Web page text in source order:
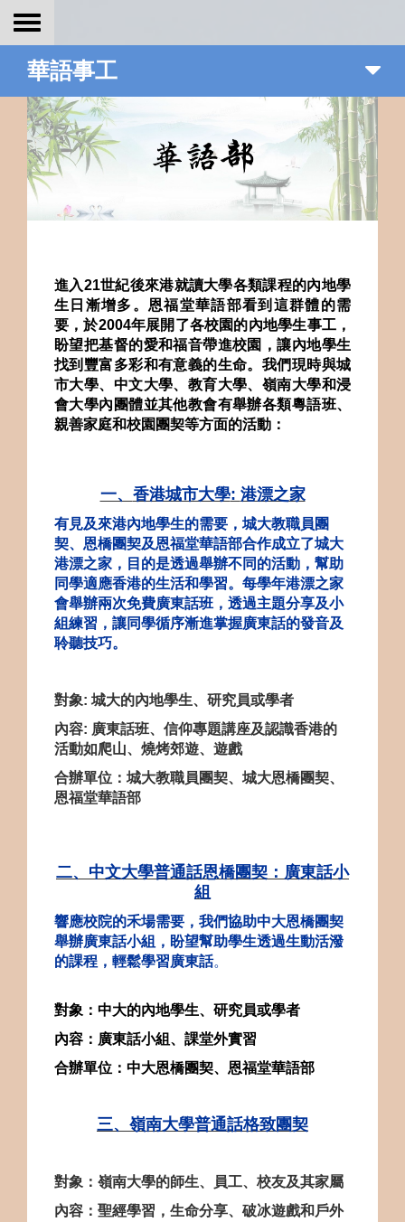
Toggle
華語事工
進入21世紀後來港就讀大學各類課程的內地學
生日漸增多。恩福堂華語部看到這群體的需
要，於2004年展開了各校園的內地學生事工，
盼望把基督的愛和福音帶進校園，讓內地學生
找到豐富多彩和有意義的生命。我們現時與城
市大學、中文大學、教育大學、嶺南大學和浸
會大學內團體並其他教會有舉辦各類粵語班、
親善家庭和校園團契等方面的活動：
一、 香港城市大學: 港漂之家
有見及來港內地學生的需要，城大教職員團
契、恩橋團契及恩福堂華語部合作成立了城大
港漂之家，目的是透過舉辦不同的活動，幫助
同學適應香港的生活和學習。每學年港漂之家
會舉辦兩次免費廣東話班，透過主題分享及小
組練習，讓同學循序漸進掌握廣東話的發音及
聆聽技巧。
對象: 城大的內地學生、研究員或學者
內容: 廣東話班、信仰專題講座及認識香港的
活動如爬山、燒烤郊遊、遊戲
合辦單位：城大教職員團契、城大恩橋團契、
恩福堂華語部
二、 中文大學普通話恩橋團契：廣東話小
組
響應校院的禾場需要，我們協助中大恩橋團契
舉辦廣東話小組，盼望幫助學生透過生動活潑
的課程，輕鬆學習廣東話。
對象：中大的內地學生、研究員或學者
內容：廣東話小組 、課堂外實習
合辦單位：中大恩橋團契、恩福堂華語部
三、嶺南大學普通話格致團契
對象：嶺南大學的師生、員工、校友及其家屬
內容：聖經學習，生命分享、破冰遊戲和戶外